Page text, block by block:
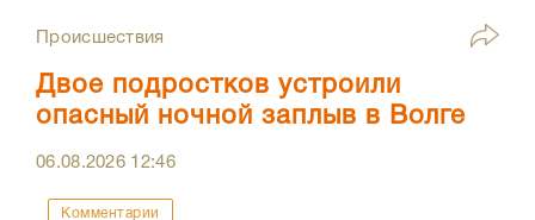
Происшествия
Двое подростков устроили
опасный ночной заплыв в Волге
06.08.2026 12:46
Комментарии